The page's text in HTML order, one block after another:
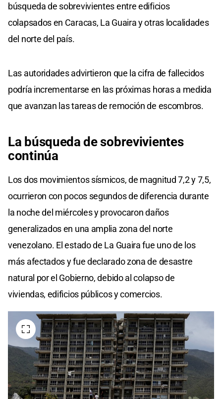
búsqueda de sobrevivientes entre edificios
colapsados en Caracas, La Guaira y otras localidades
del norte del país.
Las autoridades advirtieron que la cifra de fallecidos
podría incrementarse en las próximas horas a medida
que avanzan las tareas de remoción de escombros.
La búsqueda de sobrevivientes
continúa
Los dos movimientos sísmicos, de magnitud 7,2 y 7,5,
ocurrieron con pocos segundos de diferencia durante
la noche del miércoles y provocaron daños
generalizados en una amplia zona del norte
venezolano. El estado de La Guaira fue uno de los
más afectados y fue declarado zona de desastre
natural por el Gobierno, debido al colapso de
viviendas, edificios públicos y comercios.